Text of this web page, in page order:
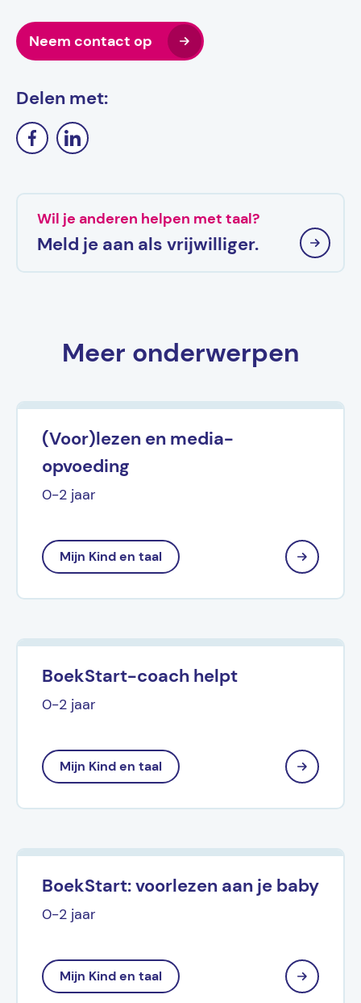
Neem contact op
Delen met:
Wil je anderen helpen met taal?
Meld je aan als vrijwilliger.
Meer onderwerpen
(Voor)lezen en media-
opvoeding
0-2 jaar
Mijn Kind en taal
BoekStart-coach helpt
0-2 jaar
Mijn Kind en taal
BoekStart: voorlezen aan je baby
0-2 jaar
Mijn Kind en taal